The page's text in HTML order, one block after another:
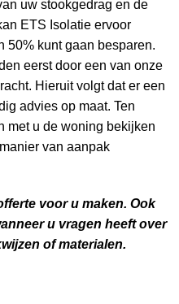
uw stookgedrag en de
ETS Isolatie ervoor
50% kunt gaan besparen.
eerst door een van onze
Hieruit volgt dat er een
advies op maat. Ten
met u de woning bekijken
van aanpak
voor u maken. Ook
u vragen heeft over
of materialen.